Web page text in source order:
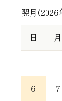
翌月(2026
日 月
6 7